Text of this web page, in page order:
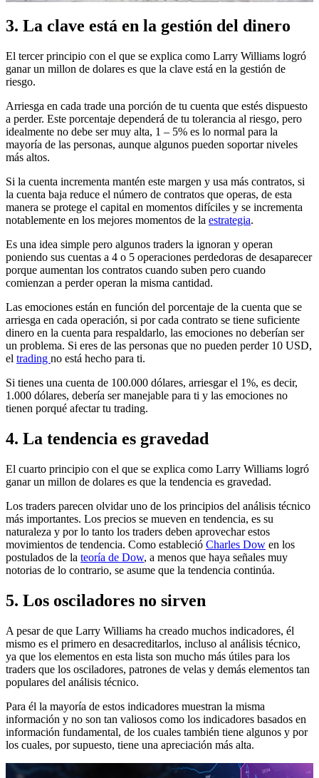
3. La clave está en la gestión del dinero
El tercer principio con el que se explica como Larry Williams logró
ganar un millon de dolares es que la clave está en la gestión de
riesgo.
Arriesga en cada trade una porción de tu cuenta que estés dispuesto
a perder. Este porcentaje dependerá de tu tolerancia al riesgo, pero
idealmente no debe ser muy alta, 1 – 5% es lo normal para la
mayoría de las personas, aunque algunos pueden soportar niveles
más altos.
Si la cuenta incrementa mantén este margen y usa más contratos, si
la cuenta baja reduce el número de contratos que operas, de esta
manera se protege el capital en momentos difíciles y se incrementa
notablemente en los mejores momentos de la estrategia.
Es una idea simple pero algunos traders la ignoran y operan
poniendo sus cuentas a 4 o 5 operaciones perdedoras de desaparecer
porque aumentan los contratos cuando suben pero cuando
comienzan a perder operan la misma cantidad.
Las emociones están en función del porcentaje de la cuenta que se
arriesga en cada operación, si por cada contrato se tiene suficiente
dinero en la cuenta para respaldarlo, las emociones no deberían ser
un problema. Si eres de las personas que no pueden perder 10 USD,
el trading no está hecho para ti.
Si tienes una cuenta de 100.000 dólares, arriesgar el 1%, es decir,
1.000 dólares, debería ser manejable para ti y las emociones no
tienen porqué afectar tu trading.
4. La tendencia es gravedad
El cuarto principio con el que se explica como Larry Williams logró
ganar un millon de dolares es que la tendencia es gravedad.
Los traders parecen olvidar uno de los principios del análisis técnico
más importantes. Los precios se mueven en tendencia, es su
naturaleza y por lo tanto los traders deben aprovechar estos
movimientos de tendencia. Como estableció Charles Dow en los
postulados de la teoría de Dow, a menos que haya señales muy
notorias de lo contrario, se asume que la tendencia continúa.
5. Los osciladores no sirven
A pesar de que Larry Williams ha creado muchos indicadores, él
mismo es el primero en desacreditarlos, incluso al análisis técnico,
ya que los elementos en esta lista son mucho más útiles para los
traders que los osciladores, patrones de velas y demás elementos tan
populares del análisis técnico.
Para él la mayoría de estos indicadores muestran la misma
información y no son tan valiosos como los indicadores basados en
información fundamental, de los cuales también tiene algunos y por
los cuales, por supuesto, tiene una apreciación más alta.